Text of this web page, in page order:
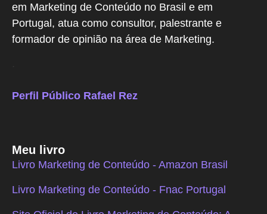
em Marketing de Conteúdo no Brasil e em
Portugal, atua como consultor, palestrante e
formador de opinião na área de Marketing.
Perfil Público Rafael Rez
Meu livro
Livro Marketing de Conteúdo - Amazon Brasil
Livro Marketing de Conteúdo - Fnac Portugal